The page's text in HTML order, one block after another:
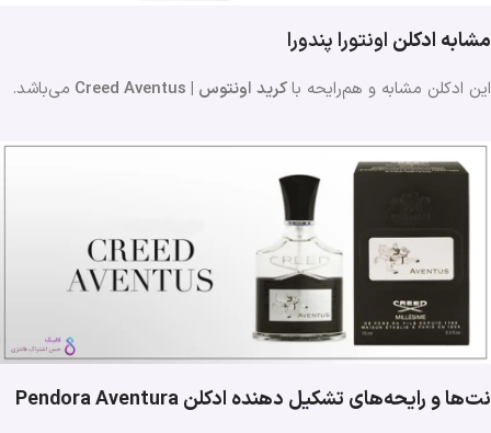
مشابه ادکلن اونتوراپندورا
این ادکلن مشابه و هم‌رایحه باکرید اونتوس | Creed Aventus می‌باشد.
نت‌ها و رایحه‌های تشکیل دهنده ادکلن Pendora Aventura